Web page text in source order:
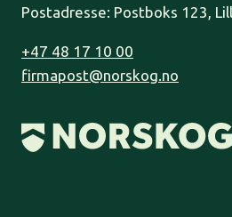
Postadresse: Postboks 123,
+47 48 17 10 00
firmapost@norskog.no